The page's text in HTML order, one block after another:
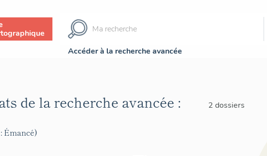
Accéder à la recherche avancée
de la recherche avancée : 2 dossiers
Émancé)